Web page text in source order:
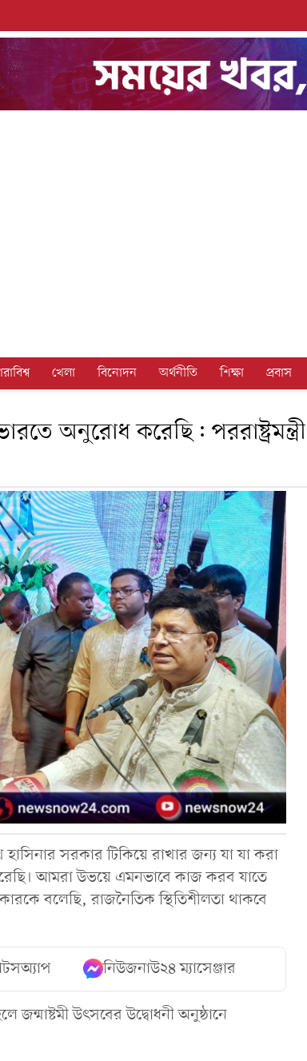
খেলা বিনোদন অর্থনীতি শিক্ষা প্রবাস
অনুরোধ করেছি: পররাষ্ট্রমন্ত্রী
সরকার টিকিয়ে রাখার জন্য যা যা করা
আমরা উভয়ে এমনভাবে কাজ করব যাতে
বলেছি, রাজনৈতিক স্থিতিশীলতা থাকবে
নিউজনাউ২৪ ম্যাসেঞ্জার
জন্মাষ্টমী উৎসবের উদ্বোধনী অনুষ্ঠানে